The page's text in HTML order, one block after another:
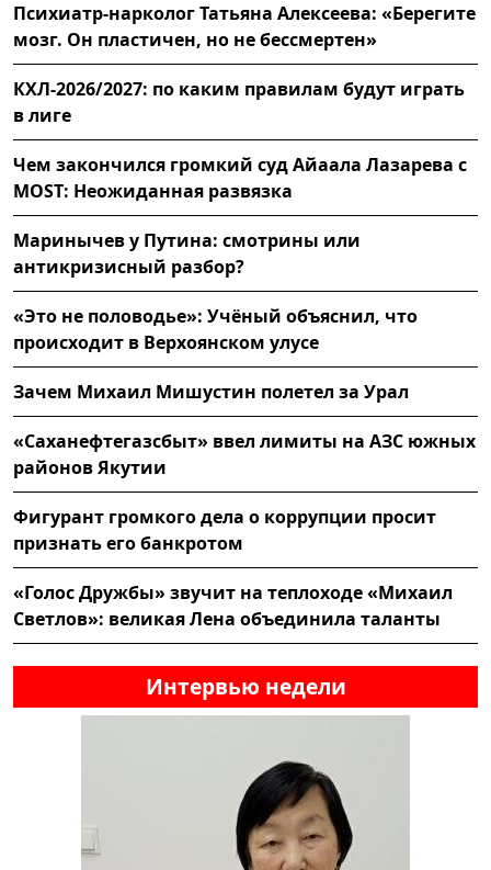
Психиатр-нарколог Татьяна Алексеева: «Берегите
мозг. Он пластичен, но не бессмертен»
КХЛ-2026/2027: по каким правилам будут играть
в лиге
Чем закончился громкий суд Айаала Лазарева с
MOST: Неожиданная развязка
Маринычев у Путина: смотрины или
антикризисный разбор?
«Это не половодье»: Учёный объяснил, что
происходит в Верхоянском улусе
Зачем Михаил Мишустин полетел за Урал
«Саханефтегазсбыт» ввел лимиты на АЗС южных
районов Якутии
Фигурант громкого дела о коррупции просит
признать его банкротом
«Голос Дружбы» звучит на теплоходе «Михаил
Светлов»: великая Лена объединила таланты
Интервью недели